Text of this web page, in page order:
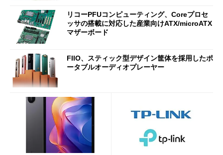
リコーPFUコンピューティング、Coreプロセ
ッサの搭載に対応した産業向けATX/microATX
マザーボード
FIIO、スティック型デザイン筐体を採用したポ
ータブルオーディオプレーヤー